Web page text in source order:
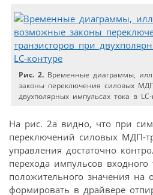
Рис. 2. Временные диаграммы,
законы переключения силовых
двухполярных импульсах тока в LC-
На рис. 2а видно, что при
переключений силовых МДП-
управления достаточно
перехода импульсов входного
положительного значения на
формировать в драйвере